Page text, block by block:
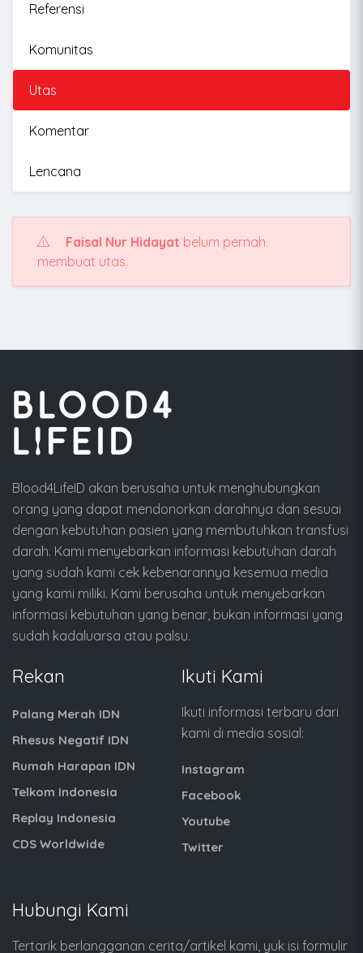
Referensi
Komunitas
Utas
Komentar
Lencana
Faisal Nur Hidayat belum pernah
membuat utas.
Blood4LifeID akan berusaha untuk menghubungkan
orang yang dapat mendonorkan darahnya dan sesuai
dengan kebutuhan pasien yang membutuhkan transfusi
darah. Kami menyebarkan informasi kebutuhan darah
yang sudah kami cek kebenarannya kesemua media
yang kami miliki. Kami berusaha untuk menyebarkan
informasi kebutuhan yang benar, bukan informasi yang
sudah kadaluarsa atau palsu.
Rekan
Palang Merah IDN
Rhesus Negatif IDN
Rumah Harapan IDN
Telkom Indonesia
Replay Indonesia
CDS Worldwide
Ikuti Kami
Ikuti informasi terbaru dari
kami di media sosial:
Instagram
Facebook
Youtube
Twitter
Hubungi Kami
Tertarik berlangganan cerita/artikel kami, yuk isi formulir